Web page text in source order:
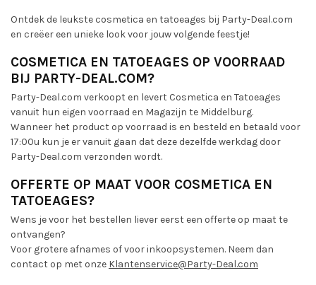
Ontdek de leukste cosmetica en tatoeages bij Party-Deal.com
en creëer een unieke look voor jouw volgende feestje!
COSMETICA EN TATOEAGES OP VOORRAAD
BIJ PARTY-DEAL.COM?
Party-Deal.com verkoopt en levert Cosmetica en Tatoeages
vanuit hun eigen voorraad en Magazijn te Middelburg.
Wanneer het product op voorraad is en besteld en betaald voor
17:00u kun je er vanuit gaan dat deze dezelfde werkdag door
Party-Deal.com verzonden wordt.
OFFERTE OP MAAT VOOR COSMETICA EN
TATOEAGES?
Wens je voor het bestellen liever eerst een offerte op maat te
ontvangen?
Voor grotere afnames of voor inkoopsystemen. Neem dan
contact op met onze Klantenservice@Party-Deal.com